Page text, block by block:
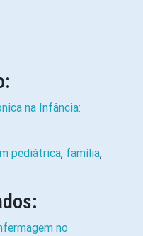
na Infância:
pediátrica, família,
no